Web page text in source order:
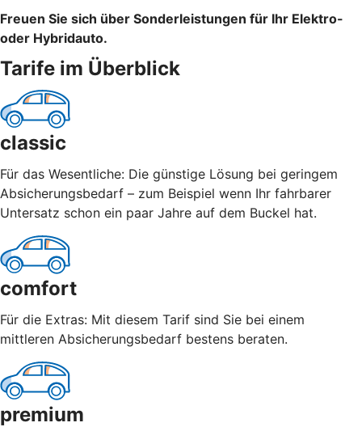
Freuen Sie sich über Sonderleistungen für Ihr Elektro-
oder Hybridauto.
Tarife im Überblick
classic
Für das Wesentliche: Die günstige Lösung bei geringem
Absicherungsbedarf – zum Beispiel wenn Ihr fahrbarer
Untersatz schon ein paar Jahre auf dem Buckel hat.
comfort
Für die Extras: Mit diesem Tarif sind Sie bei einem
mittleren Absicherungsbedarf bestens beraten.
premium